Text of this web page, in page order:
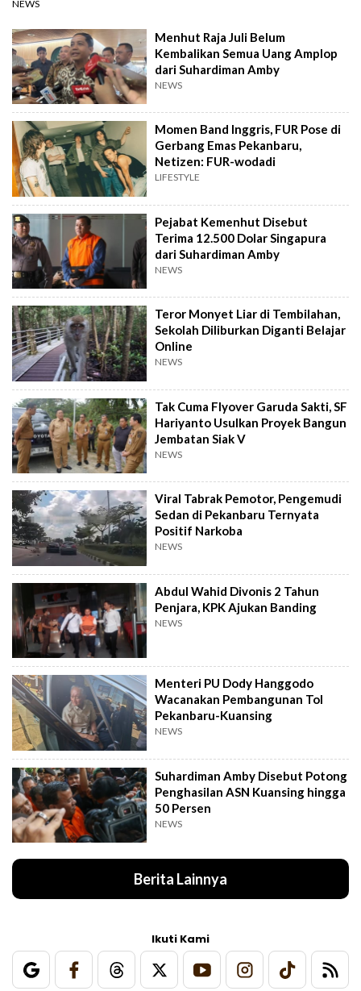
NEWS
Menhut Raja Juli Belum
Kembalikan Semua Uang Amplop
dari Suhardiman Amby
NEWS
Momen Band Inggris, FUR Pose di
Gerbang Emas Pekanbaru,
Netizen: FUR-wodadi
LIFESTYLE
Pejabat Kemenhut Disebut
Terima 12.500 Dolar Singapura
dari Suhardiman Amby
NEWS
Teror Monyet Liar di Tembilahan,
Sekolah Diliburkan Diganti Belajar
Online
NEWS
Tak Cuma Flyover Garuda Sakti, SF
Hariyanto Usulkan Proyek Bangun
Jembatan Siak V
NEWS
Viral Tabrak Pemotor, Pengemudi
Sedan di Pekanbaru Ternyata
Positif Narkoba
NEWS
Abdul Wahid Divonis 2 Tahun
Penjara, KPK Ajukan Banding
NEWS
Menteri PU Dody Hanggodo
Wacanakan Pembangunan Tol
Pekanbaru-Kuansing
NEWS
Suhardiman Amby Disebut Potong
Penghasilan ASN Kuansing hingga
50 Persen
NEWS
Berita Lainnya
Ikuti Kami